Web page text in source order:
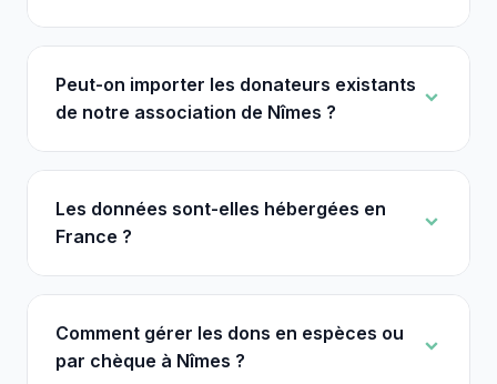
Peut-on importer les donateurs existants
de notre association de Nîmes ?
Les données sont-elles hébergées en
France ?
Comment gérer les dons en espèces ou
par chèque à Nîmes ?